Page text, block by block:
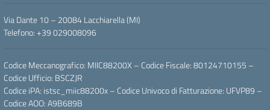
Via Dante 10 – 20084 Lacchiarella (MI)
Telefono: +39 029008096
Codice Meccanografico: MIIC88200X – Codice Fiscale: 80124710155 –
Codice Ufficio: BSCZJR
Codice iPA: istsc_miic88200x – Codice Univoco di Fatturazione: UFVP89 –
Codice AOO: A9B689B